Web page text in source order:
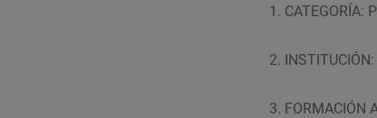
1. CATEGORÍA:
2.
3. FORMACIÓN